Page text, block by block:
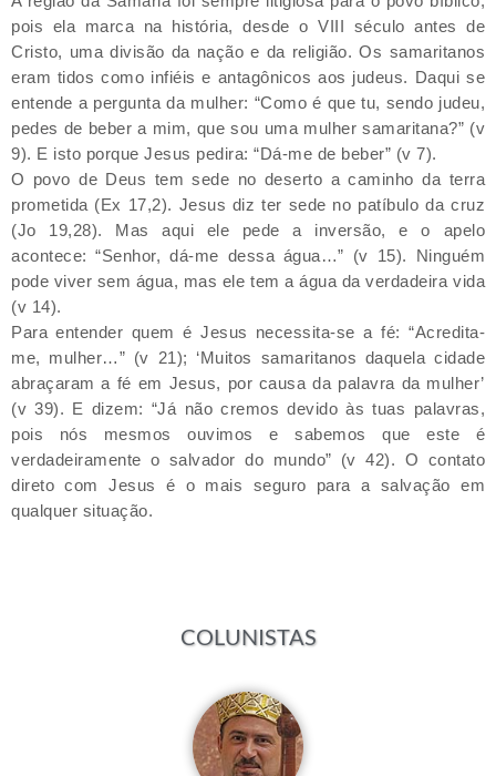
pois ela marca na história, desde o VIII século antes de
Cristo, uma divisão da nação e da religião. Os samaritanos
eram tidos como infiéis e antagônicos aos judeus. Daqui se
entende a pergunta da mulher: “Como é que tu, sendo judeu,
pedes de beber a mim, que sou uma mulher samaritana?” (v
9). E isto porque Jesus pedira: “Dá-me de beber” (v 7).
O povo de Deus tem sede no deserto a caminho da terra
prometida (Ex 17,2). Jesus diz ter sede no patíbulo da cruz
(Jo 19,28). Mas aqui ele pede a inversão, e o apelo
acontece: “Senhor, dá-me dessa água…” (v 15). Ninguém
pode viver sem água, mas ele tem a água da verdadeira vida
(v 14).
Para entender quem é Jesus necessita-se a fé: “Acredita-
me, mulher…” (v 21); ‘Muitos samaritanos daquela cidade
abraçaram a fé em Jesus, por causa da palavra da mulher’
(v 39). E dizem: “Já não cremos devido às tuas palavras,
pois nós mesmos ouvimos e sabemos que este é
verdadeiramente o salvador do mundo” (v 42). O contato
direto com Jesus é o mais seguro para a salvação em
qualquer situação.
COLUNISTAS